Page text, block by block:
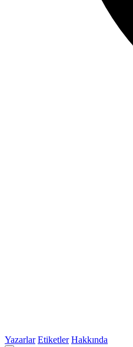
Yazarlar Etiketler Hakkında